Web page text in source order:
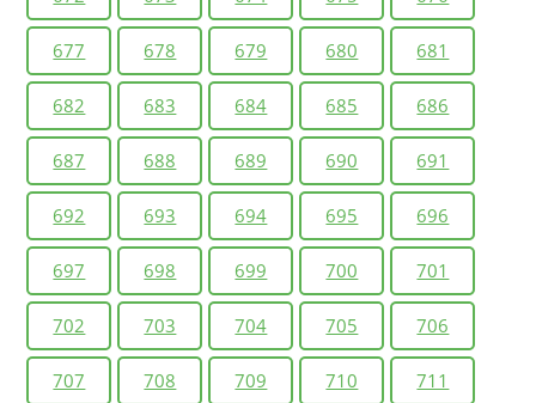
677 678 679 680 681
682 683 684 685 686
687 688 689 690 691
692 693 694 695 696
697 698 699 700 701
702 703 704 705 706
707 708 709 710 711